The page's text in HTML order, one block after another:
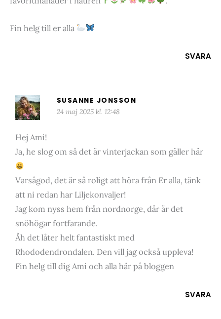
Fin helg till er alla
SVARA
SUSANNE JONSSON
24 maj 2025 kl. 12:48
Hej Ami!
Ja, he slog om så det är vinterjackan som gäller här
Varsågod, det är så roligt att höra från Er alla, tänk
att ni redan har Liljekonvaljer!
Jag kom nyss hem från nordnorge, där är det
snöhögar fortfarande.
Åh det låter helt fantastiskt med
Rhododendrondalen. Den vill jag också uppleva!
Fin helg till dig Ami och alla här på bloggen
SVARA